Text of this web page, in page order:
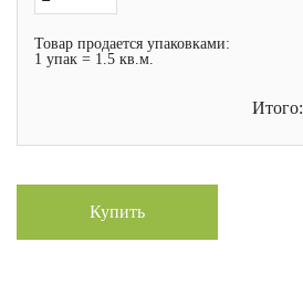
Товар продается упаковками:
1 упак = 1.5 кв.м.
Итого:
Купить